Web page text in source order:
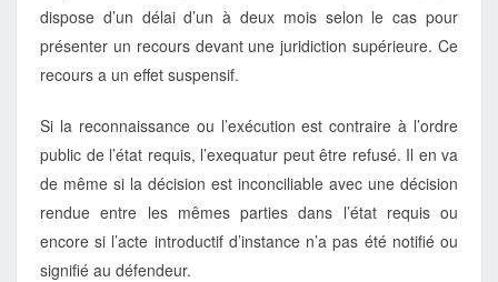
dispose d’un délai d’un à deux mois selon le cas pour
présenter un recours devant une juridiction supérieure. Ce
recours a un effet suspensif.
Si la reconnaissance ou l’exécution est contraire à l’ordre
public de l’état requis, l’exequatur peut être refusé. Il en va
de même si la décision est inconciliable avec une décision
rendue entre les mêmes parties dans l’état requis ou
encore si l’acte introductif d’instance n’a pas été notifié ou
signifié au défendeur.